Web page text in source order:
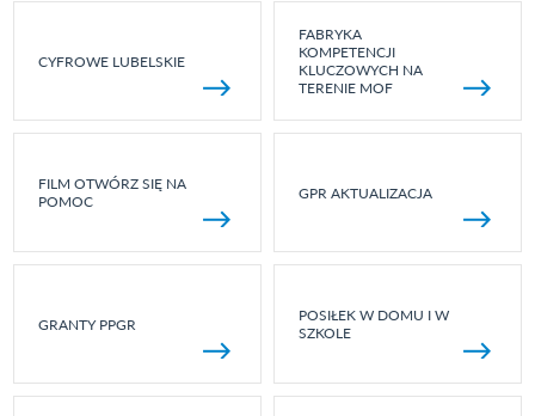
CYFROWE LUBELSKIE
FABRYKA
KOMPETENCJI
KLUCZOWYCH NA
TERENIE MOF
FILM OTWÓRZ SIĘ NA
POMOC
GPR AKTUALIZACJA
GRANTY PPGR
POSIŁEK W DOMU I W
SZKOLE